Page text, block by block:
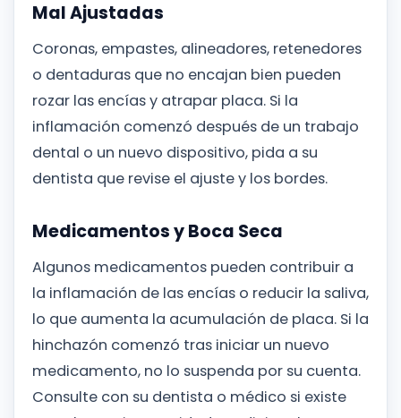
Mal Ajustadas
Coronas, empastes, alineadores, retenedores
o dentaduras que no encajan bien pueden
rozar las encías y atrapar placa. Si la
inflamación comenzó después de un trabajo
dental o un nuevo dispositivo, pida a su
dentista que revise el ajuste y los bordes.
Medicamentos y Boca Seca
Algunos medicamentos pueden contribuir a
la inflamación de las encías o reducir la saliva,
lo que aumenta la acumulación de placa. Si la
hinchazón comenzó tras iniciar un nuevo
medicamento, no lo suspenda por su cuenta.
Consulte con su dentista o médico si existe